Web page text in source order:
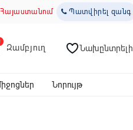
Պատվիրել զանգ
Զամբյուղ Նախընտրելի
Նորույթ